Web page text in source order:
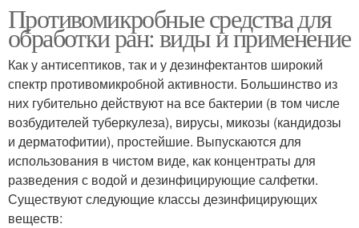
Противомикробные средства для
обработки ран: виды и применение
Как у антисептиков, так и у дезинфектантов широкий
спектр противомикробной активности. Большинство из
них губительно действуют на все бактерии (в том числе
возбудителей туберкулеза), вирусы, микозы (кандидозы
и дерматофитии), простейшие. Выпускаются для
использования в чистом виде, как концентраты для
разведения с водой и дезинфицирующие салфетки.
Существуют следующие классы дезинфицирующих
веществ: